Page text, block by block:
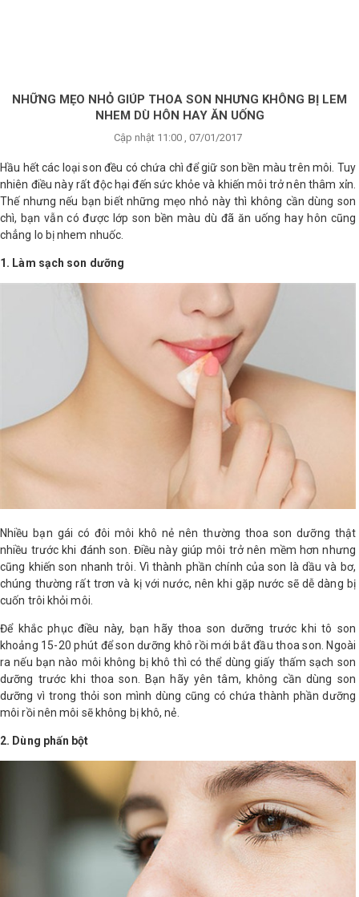
Shop All Brand A-
Z
NHỮNG MẸO NHỎ GIÚP THOA SON NHƯNG KHÔNG BỊ LEM
NHEM DÙ HÔN HAY ĂN UỐNG
Cập nhật 11:00 , 07/01/2017
Hầu hết các loại son đều có chứa chì để giữ son bền màu trên môi. Tuy
nhiên điều này rất độc hại đến sức khỏe và khiến môi trở nên thâm xỉn.
Thế nhưng nếu bạn biết những mẹo nhỏ này thì không cần dùng son
chì, bạn vẫn có được lớp son bền màu dù đã ăn uống hay hôn cũng
chẳng lo bị nhem nhuốc.
1. Làm sạch son dưỡng
Nhiều bạn gái có đôi môi khô nẻ nên thường thoa son dưỡng thật
nhiều trước khi đánh son. Điều này giúp môi trở nên mềm hơn nhưng
cũng khiến son nhanh trôi. Vì thành phần chính của son là dầu và bơ,
chúng thường rất trơn và kị với nước, nên khi gặp nước sẽ dễ dàng bị
cuốn trôi khỏi môi.
Để khắc phục điều này, bạn hãy thoa son dưỡng trước khi tô son
khoảng 15-20 phút để son dưỡng khô rồi mới bắt đầu thoa son. Ngoài
ra nếu bạn nào môi không bị khô thì có thể dùng giấy thấm sạch son
dưỡng trước khi thoa son. Bạn hãy yên tâm, không cần dùng son
dưỡng vì trong thỏi son mình dùng cũng có chứa thành phần dưỡng
môi rồi nên môi sẽ không bị khô, nẻ.
2. Dùng phấn bột